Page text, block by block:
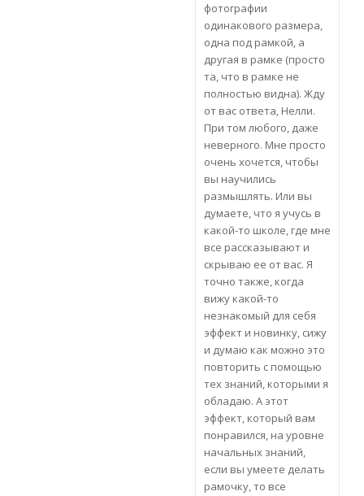
фотографии
одинакового размера,
одна под рамкой, а
другая в рамке (просто
та, что в рамке не
полностью видна). Жду
от вас ответа, Нелли.
При том любого, даже
неверного. Мне просто
очень хочется, чтобы
вы научились
размышлять. Или вы
думаете, что я учусь в
какой-то школе, где мне
все рассказывают и
скрываю ее от вас. Я
точно также, когда
вижу какой-то
незнакомый для себя
эффект и новинку, сижу
и думаю как можно это
повторить с помощью
тех знаний, которыми я
обладаю. А этот
эффект, который вам
понравился, на уровне
начальных знаний,
если вы умеете делать
рамочку, то все